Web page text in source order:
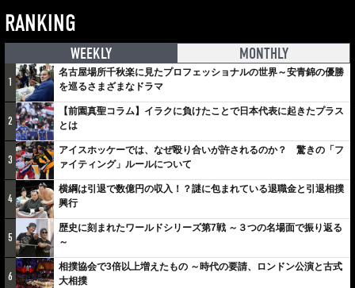
RANKING
WEEKLY MONTHLY
1
名古屋場所千秋楽に見たプロフェッショナルの世界～安青錦の優勝
を巡るさまざまなドラマ
2
【前園真聖コラム】イラクに負けたことで日本代表に起きたプラス
とは
3
アイスホッケーでは、なぜ殴り合いが許されるのか？ 驚きの「フ
ァイティング」ルールについて
4
横綱は引退で数億円の収入！？謎に包まれている退職金と引退相撲
興行
5
歴史に刻まれたワールドシリーズ第7戦 ～３つの名場面で振り返る
～
6
相撲協会で3倍以上増えたもの ～時代の要請、ロンドン公演と古式
大相撲